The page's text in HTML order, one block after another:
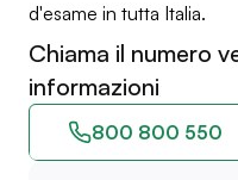
d'esame in tutta Italia.
Chiama il numero
informazioni
800 800 550